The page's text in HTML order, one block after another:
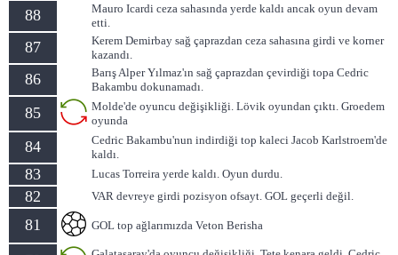
88
Mauro Icardi ceza sahasında yerde kaldı ancak oyun devam
etti.
87
Kerem Demirbay sağ çaprazdan ceza sahasına girdi ve korner
kazandı.
86
Barış Alper Yılmaz'ın sağ çaprazdan çevirdiği topa Cedric
Bakambu dokunamadı.
85
Molde'de oyuncu değişikliği. Lövik oyundan çıktı. Groedem
oyunda
84
Cedric Bakambu'nun indirdiği top kaleci Jacob Karlstroem'de
kaldı.
83 Lucas Torreira yerde kaldı. Oyun durdu.
82 VAR devreye girdi pozisyon ofsayt. GOL geçerli değil.
81 GOL top ağlarımızda Veton Berisha